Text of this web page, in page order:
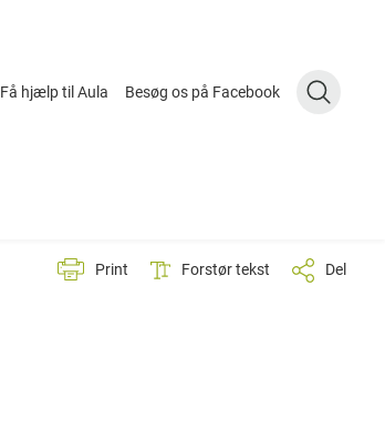
Få hjælp til Aula Besøg os på Facebook
Print Forstør tekst Del